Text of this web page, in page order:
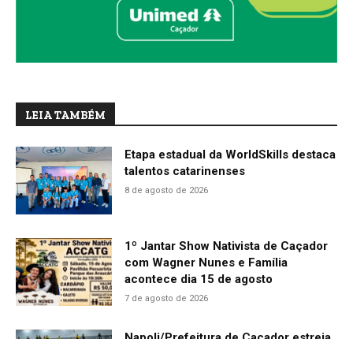
LEIA TAMBÉM
Etapa estadual da WorldSkills destaca
talentos catarinenses
8 de agosto de 2026
1º Jantar Show Nativista de Caçador
com Wagner Nunes e Família
acontece dia 15 de agosto
7 de agosto de 2026